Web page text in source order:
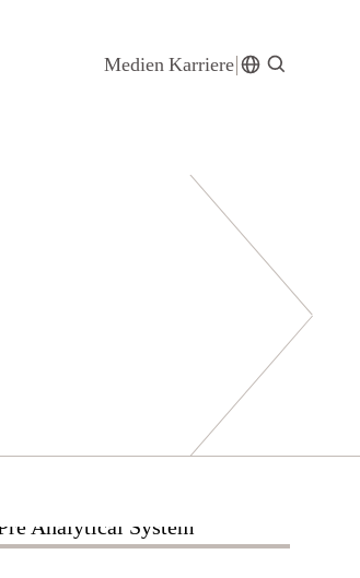
Medien Karriere